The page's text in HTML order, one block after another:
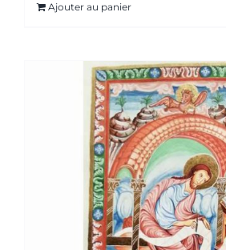
Ajouter au panier